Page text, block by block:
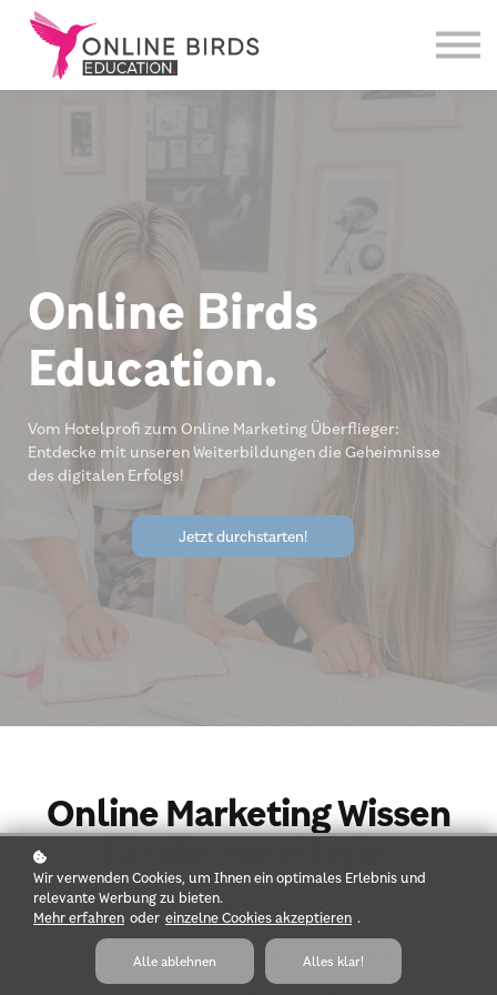
Über uns
Online Birds
Education.
Vom Hotelprofi zum Online Marketing Überflieger:
Entdecke mit unseren Weiterbildungen die Geheimnisse
des digitalen Erfolgs!
Jetzt durchstarten!
Online Marketing Wissen
für die Hotellerie.
Mit unserer Leidenschaft für Hotel Online Marketing
machen wir beiOnline BirdsHotels in Deutschland,
Österreich und der Schweiz sichtbar, wettbewerbsfähig und
nachhaltig erfolgreich. Auf uns vertrauen die
Wir verwenden Cookies, um Ihnen ein optimales Erlebnis und
relevante Werbung zu bieten.
Mehr erfahren oder einzelne Cookies akzeptieren .
Alle ablehnen Alles klar!